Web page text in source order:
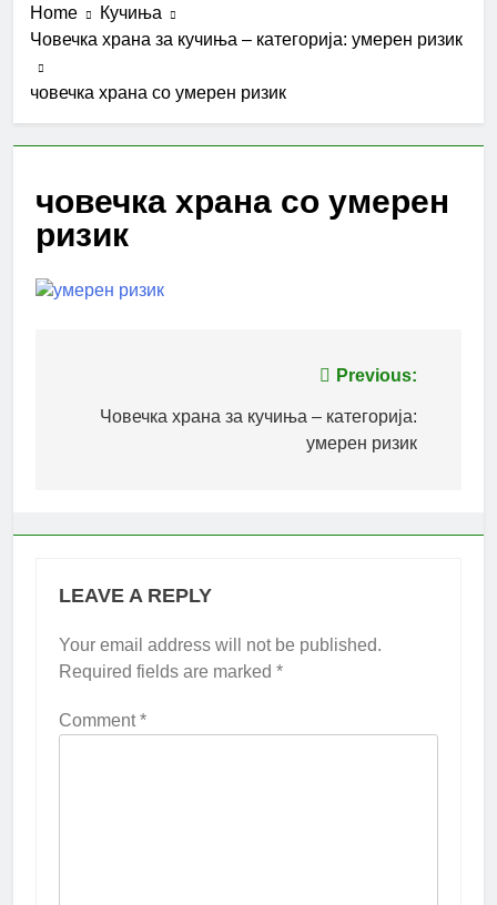
Home
Кучиња
Човечка храна за кучиња – категорија: умерен ризик
човечка храна со умерен ризик
човечка храна со умерен
ризик
navigation
Previous:
Човечка храна за кучиња – категорија:
умерен ризик
LEAVE A REPLY
Your email address will not be published.
Required fields are marked *
Comment*